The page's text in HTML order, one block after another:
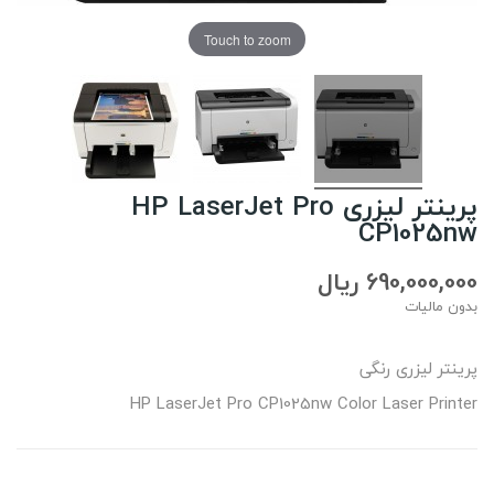
Touch to zoom
پرینتر لیزری HP LaserJet Pro
CP1025nw
690,000,000 ریال
بدون مالیات
پرینتر لیزری رنگی
HP LaserJet Pro CP1025nw Color Laser Printer